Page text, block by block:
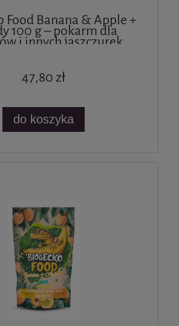
Food Banana & Apple +
100 g – pokarm dla
i innych jaszczurek
47,80 zł
do koszyka